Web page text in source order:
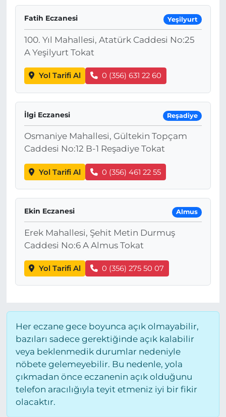
Fatih Eczanesi Yeşilyurt
100. Yıl Mahallesi, Atatürk Caddesi No:25
A Yeşilyurt Tokat
Yol Tarifi Al 0 (356) 631 22 60
İlgi Eczanesi Reşadiye
Osmaniye Mahallesi, Gültekin Topçam
Caddesi No:12 B-1 Reşadiye Tokat
Yol Tarifi Al 0 (356) 461 22 55
Ekin Eczanesi Almus
Erek Mahallesi, Şehit Metin Durmuş
Caddesi No:6 A Almus Tokat
Yol Tarifi Al 0 (356) 275 50 07
Her eczane gece boyunca açık olmayabilir,
bazıları sadece gerektiğinde açık kalabilir
veya beklenmedik durumlar nedeniyle
nöbete gelemeyebilir. Bu nedenle, yola
çıkmadan önce eczanenin açık olduğunu
telefon aracılığıyla teyit etmeniz iyi bir fikir
olacaktır.